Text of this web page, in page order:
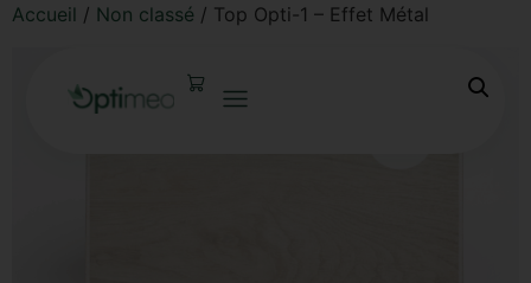
Accueil / Non classé / Top Opti-1 – Effet Métal